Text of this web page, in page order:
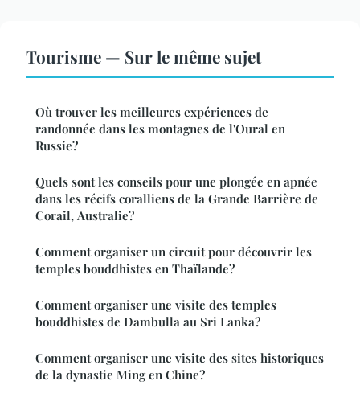
Tourisme — Sur le même sujet
Où trouver les meilleures expériences de
randonnée dans les montagnes de l'Oural en
Russie?
Quels sont les conseils pour une plongée en apnée
dans les récifs coralliens de la Grande Barrière de
Corail, Australie?
Comment organiser un circuit pour découvrir les
temples bouddhistes en Thaïlande?
Comment organiser une visite des temples
bouddhistes de Dambulla au Sri Lanka?
Comment organiser une visite des sites historiques
de la dynastie Ming en Chine?